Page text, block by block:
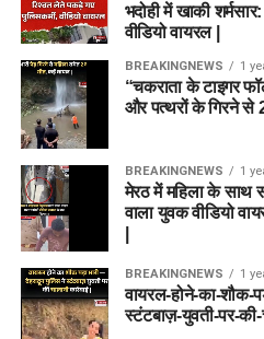
भदोही में खाकी
वीडियो वायरल |
BREAKINGNEWS 1
“चकराता के टाइगर
और पत्थरों के गिरने से
BREAKINGNEWS 1
मेरठ में महिला के
वाला युवक वीडियो
BREAKINGNEWS 1
वायरल-होने-का-शौक-
स्टंटबाज़-युवती-पर-की-